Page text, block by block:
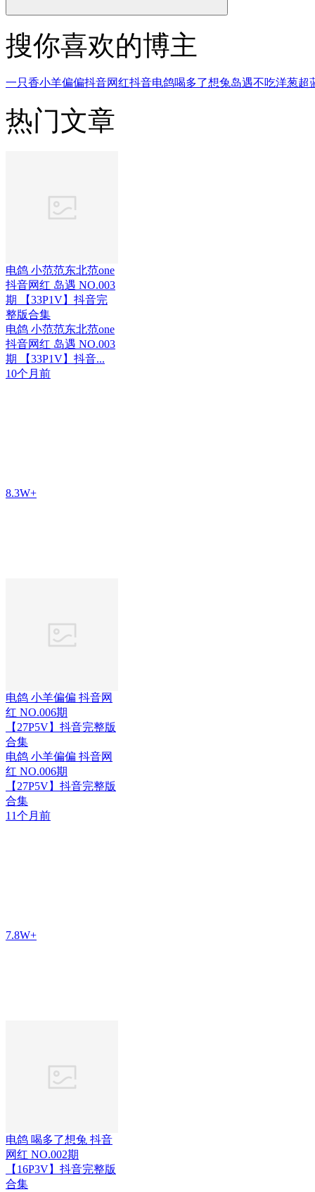
搜你喜欢的博主
一只香小羊偏偏抖音网红抖音电鸽喝多了想兔岛遇不吃洋葱超
热门文章
电鸽 小范范东北范one
抖音网红 岛遇 NO.003
期 【33P1V】抖音完
整版合集
电鸽 小范范东北范one
抖音网红 岛遇 NO.003
期 【33P1V】抖音...
10个月前
8.3W+
电鸽 小羊偏偏 抖音网
红 NO.006期
【27P5V】抖音完整版
合集
电鸽 小羊偏偏 抖音网
红 NO.006期
【27P5V】抖音完整版
合集
11个月前
7.8W+
电鸽 喝多了想兔 抖音
网红 NO.002期
【16P3V】抖音完整版
合集